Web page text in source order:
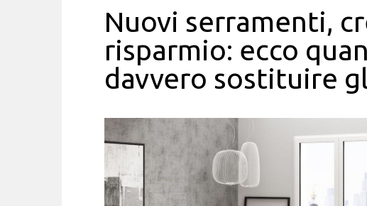
Nuovi serramenti,
risparmio: ecco
davvero sostituire